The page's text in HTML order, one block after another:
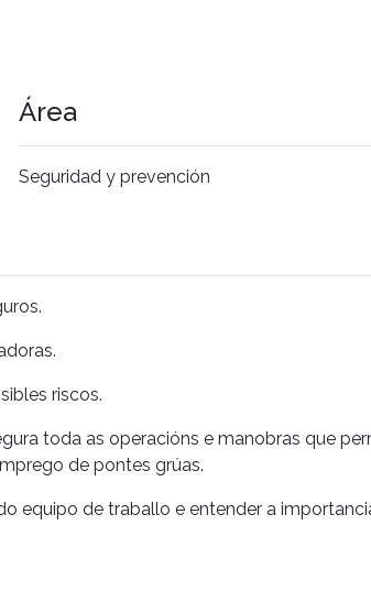
Área
Seguridad y prevención
riscos.
toda as operacións e manobras que
de pontes grúas.
equipo de traballo e entender a